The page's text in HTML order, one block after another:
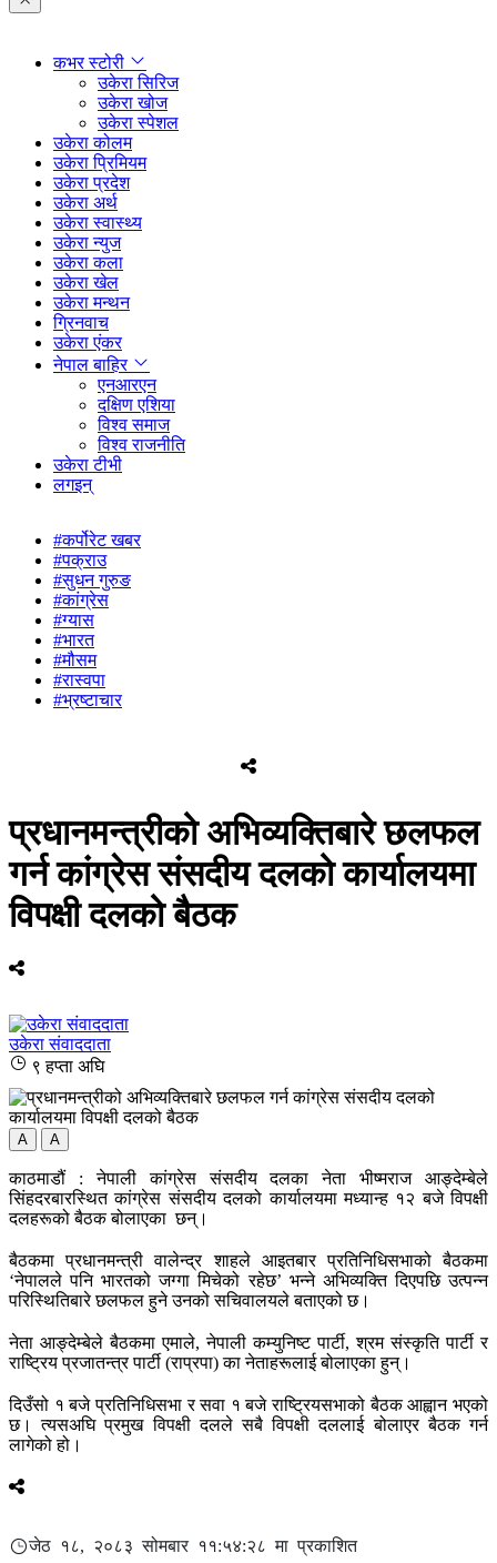
कभर स्टोरी
उकेरा सिरिज
उकेरा खोज
उकेरा स्पेशल
उकेरा कोलम
उकेरा प्रिमियम
उकेरा प्रदेश
उकेरा अर्थ
उकेरा स्वास्थ्य
उकेरा न्युज
उकेरा कला
उकेरा खेल
उकेरा मन्थन
ग्रिनवाच
उकेरा एंकर
नेपाल बाहिर
एनआरएन
दक्षिण एशिया
विश्व समाज
विश्व राजनीति
उकेरा टीभी
लगइन्
#कर्पोरेट खबर
#पक्राउ
#सुधन गुरुङ
#कांग्रेस
#ग्यास
#भारत
#मौसम
#रास्वपा
#भ्रष्टाचार
प्रधानमन्त्रीको अभिव्यक्तिबारे छलफल
गर्न कांग्रेस संसदीय दलको कार्यालयमा
विपक्षी दलको बैठक
उकेरा संवाददाता
९ हप्ता अघि
A A
काठमाडौं : नेपाली कांग्रेस संसदीय दलका नेता भीष्मराज आङ्देम्बेले
सिंहदरबारस्थित कांग्रेस संसदीय दलको कार्यालयमा मध्यान्ह १२ बजे विपक्षी
दलहरूको बैठक बोलाएका छन्।
बैठकमा प्रधानमन्त्री वालेन्द्र शाहले आइतबार प्रतिनिधिसभाको बैठकमा
‘नेपालले पनि भारतको जग्गा मिचेको रहेछ’ भन्ने अभिव्यक्ति दिएपछि उत्पन्न
परिस्थितिबारे छलफल हुने उनको सचिवालयले बताएको छ।
नेता आङ्देम्बेले बैठकमा एमाले, नेपाली कम्युनिष्ट पार्टी, श्रम संस्कृति पार्टी र
राष्ट्रिय प्रजातन्त्र पार्टी (राप्रपा) का नेताहरूलाई बोलाएका हुन्।
दिउँसो १ बजे प्रतिनिधिसभा र सवा १ बजे राष्ट्रियसभाको बैठक आह्वान भएको
छ। त्यसअघि प्रमुख विपक्षी दलले सबै विपक्षी दललाई बोलाएर बैठक गर्न
लागेको हो।
जेठ १८, २०८३ सोमबार ११:५४:२८ मा प्रकाशित